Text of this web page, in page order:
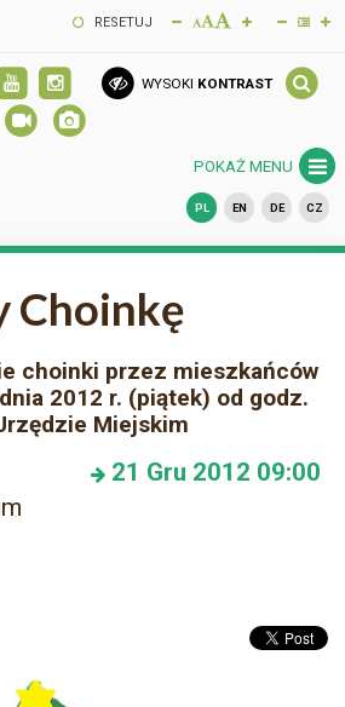
RESETUJ
WYSOKI KONTRAST
POKAŻ MENU
PL EN DE CZ
Choinkę
choinki przez mieszkańców
2012 r. (piątek) od godz.
Miejskim
21 Gru 2012 09:00